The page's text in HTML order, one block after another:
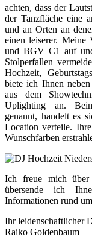
achten, dass der
der Tanzfläche eine
und an Orten an
einen leiserer. Meine
und BGV C1 auf
Stolperfallen
Hochzeit,
biete ich Ihnen
aus dem
Uplighting an.
genannt, handelt es
Location verteile.
Wunschfarben
Ich freue mich
übersende ich
Informationen rund
Ihr leidenschaftlicher
Raiko Goldenbaum